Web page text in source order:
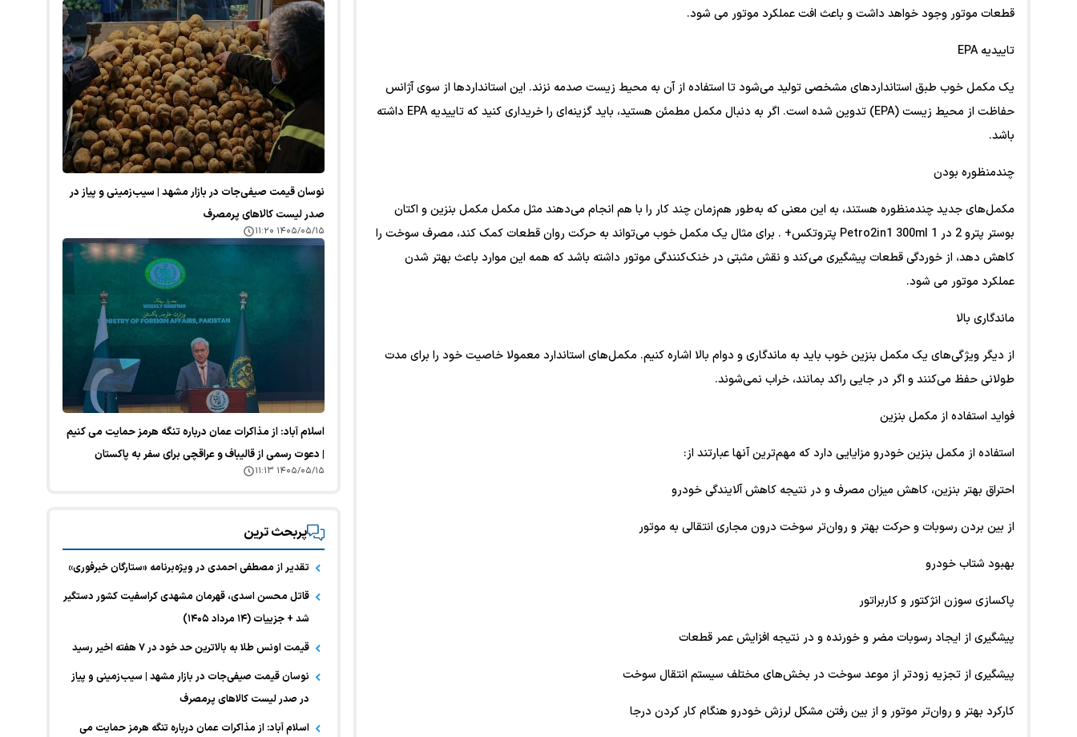
قطعات موتور وجود خواهد داشت و باعث افت عملکرد موتور می شود.
تاییدیه EPA
یک مکمل خوب طبق استانداردهای مشخصی تولید می‌شود تا استفاده از آن به محیط زیست صدمه نزند. این استانداردها از سوی آژانس
حفاظت از محیط زیست (EPA) تدوین شده است. اگر به دنبال مکمل مطمئن هستید، باید گزینه‌ای را خریداری کنید که تاییدیه EPA داشته
باشد.
چندمنظوره بودن
مکمل‌های جدید چندمنظوره هستند، به این معنی که به‌طور هم‌زمان چند کار را با هم انجام می‌دهند مثل مکمل مکمل بنزین و اکتان
بوستر پترو 2 در 1 Petro2in1 300ml پتروتکس+ . برای مثال یک مکمل خوب می‌تواند به حرکت روان قطعات کمک کند، مصرف سوخت را
کاهش دهد، از خوردگی قطعات پیشگیری می‌کند و نقش مثبتی در خنک‌کنندگی موتور داشته باشد که همه این موارد باعث بهتر شدن
عملکرد موتور می شود.
ماندگاری بالا
از دیگر ویژگی‌های یک مکمل بنزین خوب باید به ماندگاری و دوام بالا اشاره کنیم. مکمل‌های استاندارد معمولا خاصیت خود را برای مدت
طولانی حفظ می‌کنند و اگر در جایی راکد بمانند، خراب نمی‌شوند.
فواید استفاده از مکمل بنزین
استفاده از مکمل بنزین خودرو مزایایی دارد که مهم‌ترین آنها عبارتند از:
احتراق بهتر بنزین، کاهش میزان مصرف و در نتیجه کاهش آلایندگی خودرو
از بین بردن رسوبات و حرکت بهتر و روان‌تر سوخت درون مجاری انتقالی به موتور
بهبود شتاب خودرو
پاکسازی سوزن انژکتور و کاربراتور
پیشگیری از ایجاد رسوبات مضر و خورنده و در نتیجه افزایش عمر قطعات
پیشگیری از تجزیه زودتر از موعد سوخت در بخش‌های مختلف سیستم انتقال سوخت
کارکرد بهتر و روان‌تر موتور و از بین رفتن مشکل لرزش خودرو هنگام کار کردن درجا
نوسان قیمت صیفی‌جات در بازار مشهد | سیب‌زمینی و پیاز در
صدر لیست کالا‌های پرمصرف
۱۴۰۵/۰۵/۱۵ ۱۱:۲۰
اسلام آباد: از مذاکرات عمان درباره تنگه هرمز حمایت می کنیم
| دعوت رسمی از قالیباف و عراقچی برای سفر به پاکستان
۱۴۰۵/۰۵/۱۵ ۱۱:۱۳
پربحث ترین
تقدیر از مصطفی احمدی در ویژه‌برنامه «ستارگان خبرفوری»
قاتل محسن اسدی، قهرمان مشهدی کراسفیت کشور دستگیر
شد + جزییات (۱۴ مرداد ۱۴۰۵)
قیمت اونس طلا به بالاترین حد خود در ۷ هفته اخیر رسید
نوسان قیمت صیفی‌جات در بازار مشهد | سیب‌زمینی و پیاز
در صدر لیست کالا‌های پرمصرف
اسلام آباد: از مذاکرات عمان درباره تنگه هرمز حمایت می